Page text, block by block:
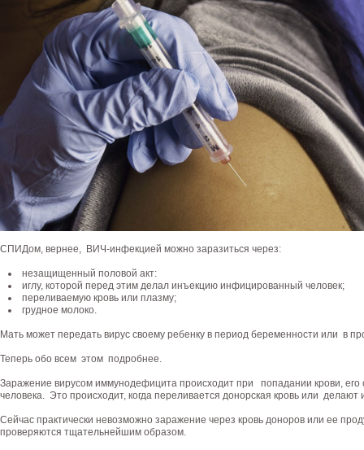
СПИДом, вернее, ВИЧ-инфекцией можно заразиться через:
незащищенный половой акт:
иглу, которой перед этим делал инъекцию инфицированный человек;
переливаемую кровь или плазму;
грудное молоко.
Мать может передать вирус своему ребенку в период беременности или в
Теперь обо всем этом подробнее.
Заражение вирусом иммунодефицита происходит при попадании крови, его
человека. Это происходит, когда переливается донорская кровь или
Сейчас практически невозможно заражение через кровь доноров или ее
проверяются тщательнейшим образом.